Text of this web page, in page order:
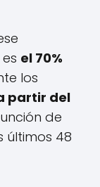
el 70%
los
partir del
de
últimos 48